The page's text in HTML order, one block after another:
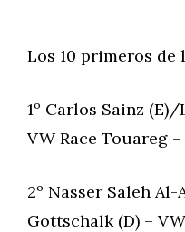
Los 10 primeros de
1º Carlos Sainz
VW Race Touareg –
2º Nasser Saleh
Gottschalk (D) –